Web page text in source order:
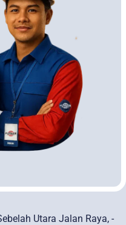
Utara Jalan Raya, -